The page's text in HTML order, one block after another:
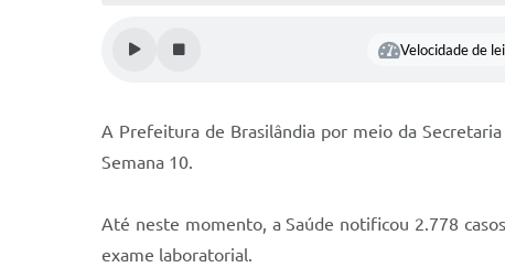
Velocidade de
A Prefeitura de Brasilândia por meio da
Semana 10.
Até neste momento, a Saúde notificou 2.778
exame laboratorial.